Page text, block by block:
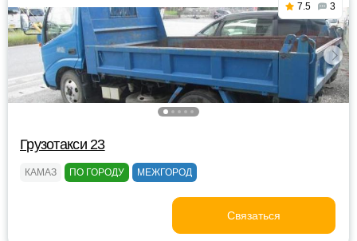
7.5 3
Грузотакси 23
КАМАЗ ПО ГОРОДУ МЕЖГОРОД
Связаться